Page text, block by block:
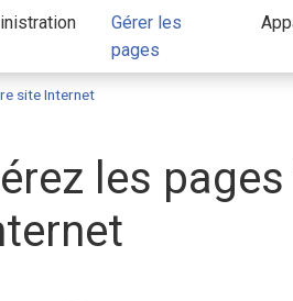
Gérer les
pages
site Internet
les